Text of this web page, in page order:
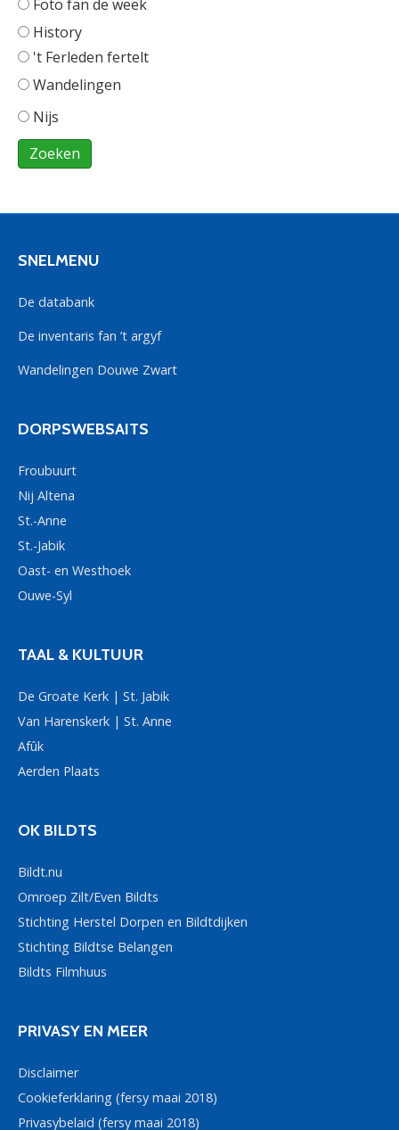
Foto fan de week
History
't Ferleden fertelt
Wandelingen
Nijs
SNELMENU
De databank
De inventaris fan ’t argyf
Wandelingen Douwe Zwart
DORPSWEBSAITS
Froubuurt
Nij Altena
St.-Anne
St.-Jabik
Oast- en Westhoek
Ouwe-Syl
TAAL & KULTUUR
De Groate Kerk | St. Jabik
Van Harenskerk | St. Anne
Afûk
Aerden Plaats
OK BILDTS
Bildt.nu
Omroep Zilt/Even Bildts
Stichting Herstel Dorpen en Bildtdijken
Stichting Bildtse Belangen
Bildts Filmhuus
PRIVASY EN MEER
Disclaimer
Cookieferklaring (fersy maai 2018)
Privasybelaid (fersy maai 2018)